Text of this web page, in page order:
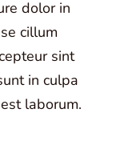
dolor in
cillum
sint
in culpa
laborum.